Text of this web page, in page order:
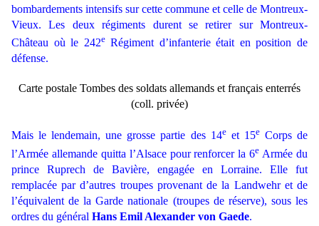
bombardements intensifs sur cette commune et celle de Montreux-
Vieux. Les deux régiments durent se retirer sur Montreux-
Château où le 242eRégiment d’infanterie était en position de
défense.
Carte postale Tombes des soldats allemands et français enterrés
(coll. privée)
Mais le lendemain, une grosse partie des 14eet 15eCorps de
l’Armée allemande quitta l’Alsace pour renforcer la 6e Armée du
prince Ruprech de Bavière, engagée en Lorraine. Elle fut
remplacée par d’autres troupes provenant de la Landwehr et de
l’équivalent de la Garde nationale (troupes de réserve), sous les
ordres du général Hans Emil Alexander von Gaede.